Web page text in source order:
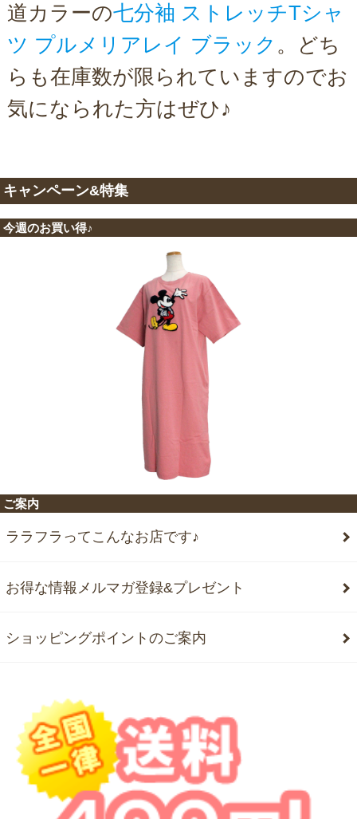
道カラーの七分袖 ストレッチTシャ
ツ プルメリアレイ ブラック 。どち
らも在庫数が限られていますのでお
気になられた方はぜひ♪
キャンペーン&特集
今週のお買い得♪
ご案内
ララフラってこんなお店です♪
お得な情報メルマガ登録&プレゼント
ショッピングポイントのご案内